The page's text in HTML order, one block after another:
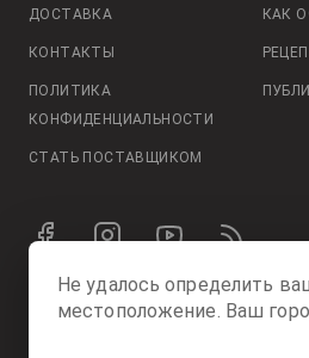
ДОСТАВКА КАК
КОНТАКТЫ
ПОЛИТИКА
КОНФИДЕНЦИАЛЬНОСТИ
СТАТЬ ПОСТАВЩИКОМ
ПРИНИМАЕМ К ОПЛАТЕ:
Не удалось определить
местоположение. Ваш